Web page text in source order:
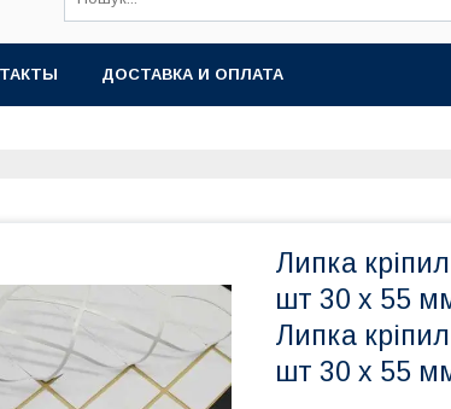
ДОСТАВКА И ОПЛАТА
Липка
шт 30 х 55
Липка
шт 30 х 55